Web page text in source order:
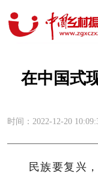
在中国式
时间：2022-12-20
民族要复兴